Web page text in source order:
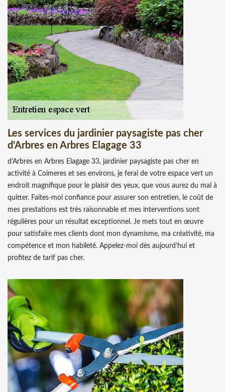
Les services du jardinier paysagiste pas cher
d'Arbres en Arbres Elagage 33
d'Arbres en Arbres Elagage 33, jardinier paysagiste pas cher en
activité à Coimeres et ses environs, je ferai de votre espace vert un
endroit magnifique pour le plaisir des yeux, que vous aurez du mal à
quitter. Faites-moi confiance pour assurer son entretien, le coût de
mes prestations est très raisonnable et mes interventions sont
régulières pour un résultat exceptionnel. Je mets tout en œuvre
pour satisfaire mes clients dont mon dynamisme, ma créativité, ma
compétence et mon habileté. Appelez-moi dès aujourd’hui et
profitez de tarif pas cher.